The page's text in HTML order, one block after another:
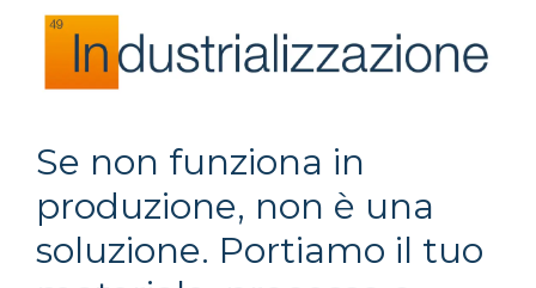
Se non funziona in
produzione, non è una
soluzione. Portiamo il tuo